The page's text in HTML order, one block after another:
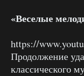
«Веселые
https://
Продолжение
классического